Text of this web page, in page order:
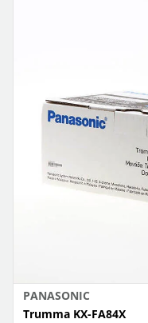
PANASONIC
Trumma KX-FA84X